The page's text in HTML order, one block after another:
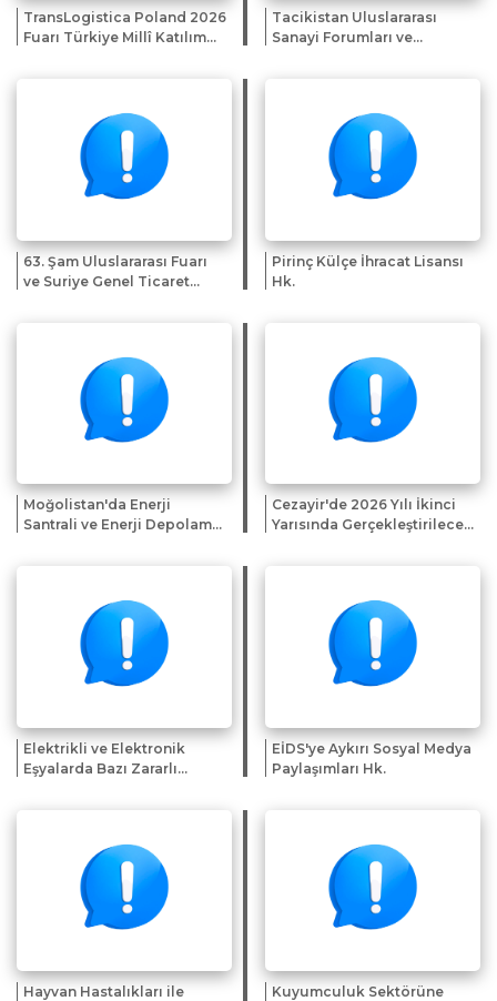
TransLogistica Poland 2026
Fuarı Türkiye Millî Katılım
Tacikistan Uluslararası
Sanayi Forumları ve
63. Şam Uluslararası Fuarı
ve Suriye Genel Ticaret
Pirinç Külçe İhracat Lisansı
Hk.
Moğolistan'da Enerji
Santrali ve Enerji Depolama
Cezayir'de 2026 Yılı İkinci
Yarısında Gerçekleştirilecek
Elektrikli ve Elektronik
Eşyalarda Bazı Zararlı
İlişkin Genelge
EİDS'ye Aykırı Sosyal Medya
Paylaşımları Hk.
Hayvan Hastalıkları ile
Kuyumculuk Sektörüne